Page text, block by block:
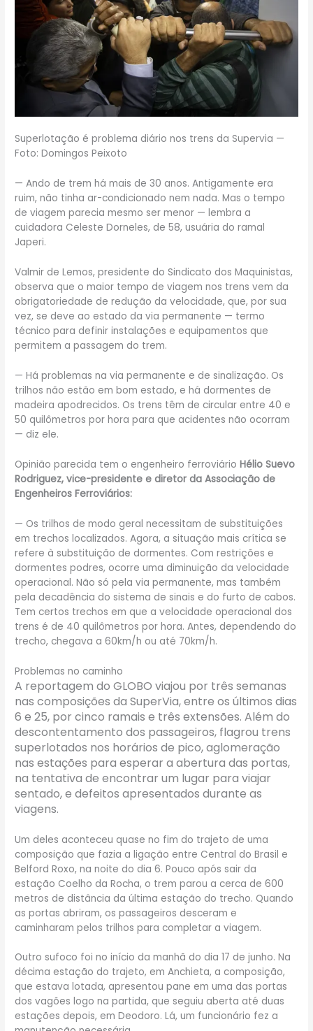
Superlotação é problema diário nos trens da Supervia —
Foto: Domingos Peixoto
— Ando de trem há mais de 30 anos. Antigamente era
ruim, não tinha ar-condicionado nem nada. Mas o tempo
de viagem parecia mesmo ser menor — lembra a
cuidadora Celeste Dorneles, de 58, usuária do ramal
Japeri.
Valmir de Lemos, presidente do Sindicato dos Maquinistas,
observa que o maior tempo de viagem nos trens vem da
obrigatoriedade de redução da velocidade, que, por sua
vez, se deve ao estado da via permanente — termo
técnico para definir instalações e equipamentos que
permitem a passagem do trem.
— Há problemas na via permanente e de sinalização. Os
trilhos não estão em bom estado, e há dormentes de
madeira apodrecidos. Os trens têm de circular entre 40 e
50 quilômetros por hora para que acidentes não ocorram
— diz ele.
Opinião parecida tem o engenheiro ferroviárioHélio Suevo
Rodriguez, vice-presidente e diretor da Associação de
Engenheiros Ferroviários:
— Os trilhos de modo geral necessitam de substituições
em trechos localizados. Agora, a situação mais crítica se
refere à substituição de dormentes. Com restrições e
dormentes podres, ocorre uma diminuição da velocidade
operacional. Não só pela via permanente, mas também
pela decadência do sistema de sinais e do furto de cabos.
Tem certos trechos em que a velocidade operacional dos
trens é de 40 quilômetros por hora. Antes, dependendo do
trecho, chegava a 60km/h ou até 70km/h.
Problemas no caminho
A reportagem do GLOBO viajou por três semanas
nas composições da SuperVia, entre os últimos dias
6 e 25, por cinco ramais e três extensões. Além do
descontentamento dos passageiros, flagrou trens
superlotados nos horários de pico, aglomeração
nas estações para esperar a abertura das portas,
na tentativa de encontrar um lugar para viajar
sentado, e defeitos apresentados durante as
viagens.
Um deles aconteceu quase no fim do trajeto de uma
composição que fazia a ligação entre Central do Brasil e
Belford Roxo, na noite do dia 6. Pouco após sair da
estação Coelho da Rocha, o trem parou a cerca de 600
metros de distância da última estação do trecho. Quando
as portas abriram, os passageiros desceram e
caminharam pelos trilhos para completar a viagem.
Outro sufoco foi no início da manhã do dia 17 de junho. Na
décima estação do trajeto, em Anchieta, a composição,
que estava lotada, apresentou pane em uma das portas
dos vagões logo na partida, que seguiu aberta até duas
estações depois, em Deodoro. Lá, um funcionário fez a